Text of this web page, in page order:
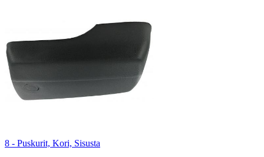
8 - Puskurit, Kori, Sisusta